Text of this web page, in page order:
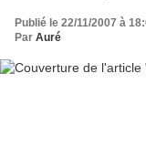
Publié le 22/11/2007 à
Par Auré